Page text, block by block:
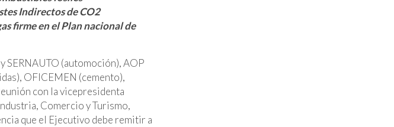
Indirectos de CO2
firme en el Plan nacional de
SERNAUTO (automoción), AOP
OFICEMEN (cemento),
con la vicepresidenta
Comercio y Turismo,
que el Ejecutivo debe remitir a